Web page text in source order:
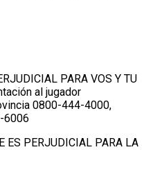
PARA VOS Y TU
al jugador
0800-444-4000,
6006
ES PERJUDICIAL PARA LA